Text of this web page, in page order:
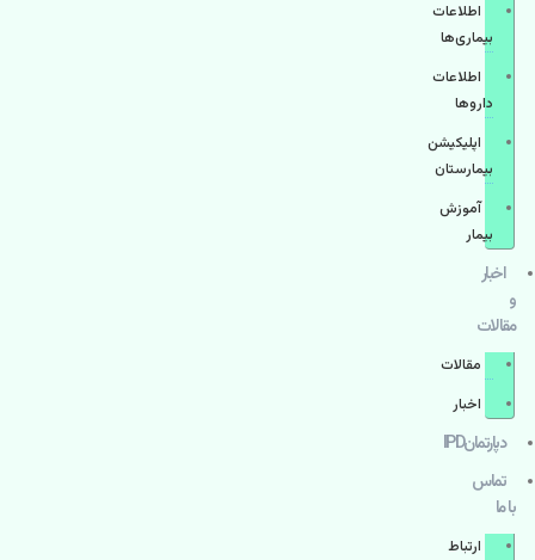
اطلاعات
بیماری‌ها
اطلاعات
دارو‌ها
اپليكيشن
بيمارستان
آموزش
بیمار
اخبار
و
مقالات
مقالات
اخبار
دپارتمانIPD
تماس
با ما
ارتباط